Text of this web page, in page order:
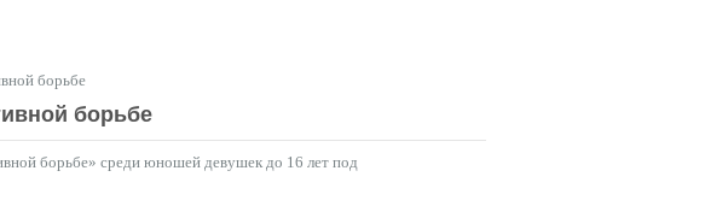
борьбе
борьбе
борьбе» среди юношей девушек до 16 лет под